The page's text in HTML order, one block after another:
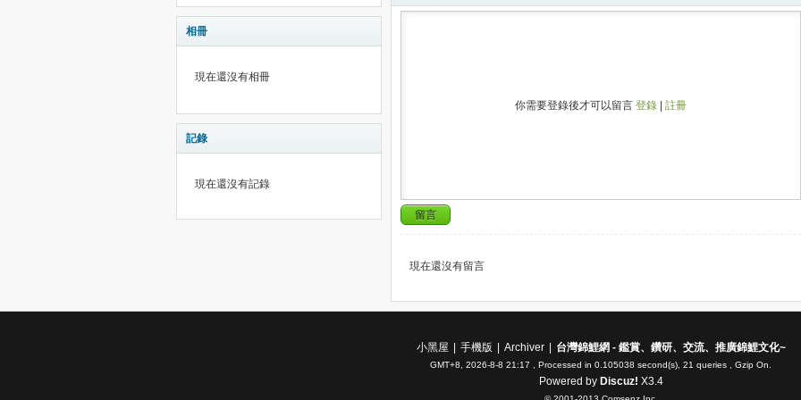
相冊
現在還沒有相冊
記錄
現在還沒有記錄
你需要登錄後才可以留言 登錄 註冊
留言
現在還沒有留言
小黑屋 手機版 Archiver 台灣錦鯉網 - 鑑賞、鑽研、交流、推廣錦鯉文化~
GMT+8, 2026-8-8 21:17 , Processed in 0.105038 second(s), 21 queries , Gzip On.
Powered by Discuz! X3.4